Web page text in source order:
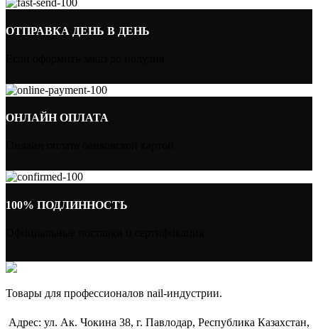
ОТПРАВКА ДЕНЬ В ДЕНЬ
ОНЛАЙН ОПЛАТА
100% ПОДЛИННОСТЬ
Товары для профессионалов nail-индустрии.
Адрес: ул. Ак. Чокина 38, г. Павлодар, Республика Казахстан,